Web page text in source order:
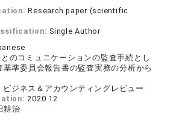
Research paper (scientific
Single Author
のコミュニケーションの監査手続とし
基準委員会報告書の監査実務の分析から
ビジネス＆アカウンティングレビュー
2020.12
耕治